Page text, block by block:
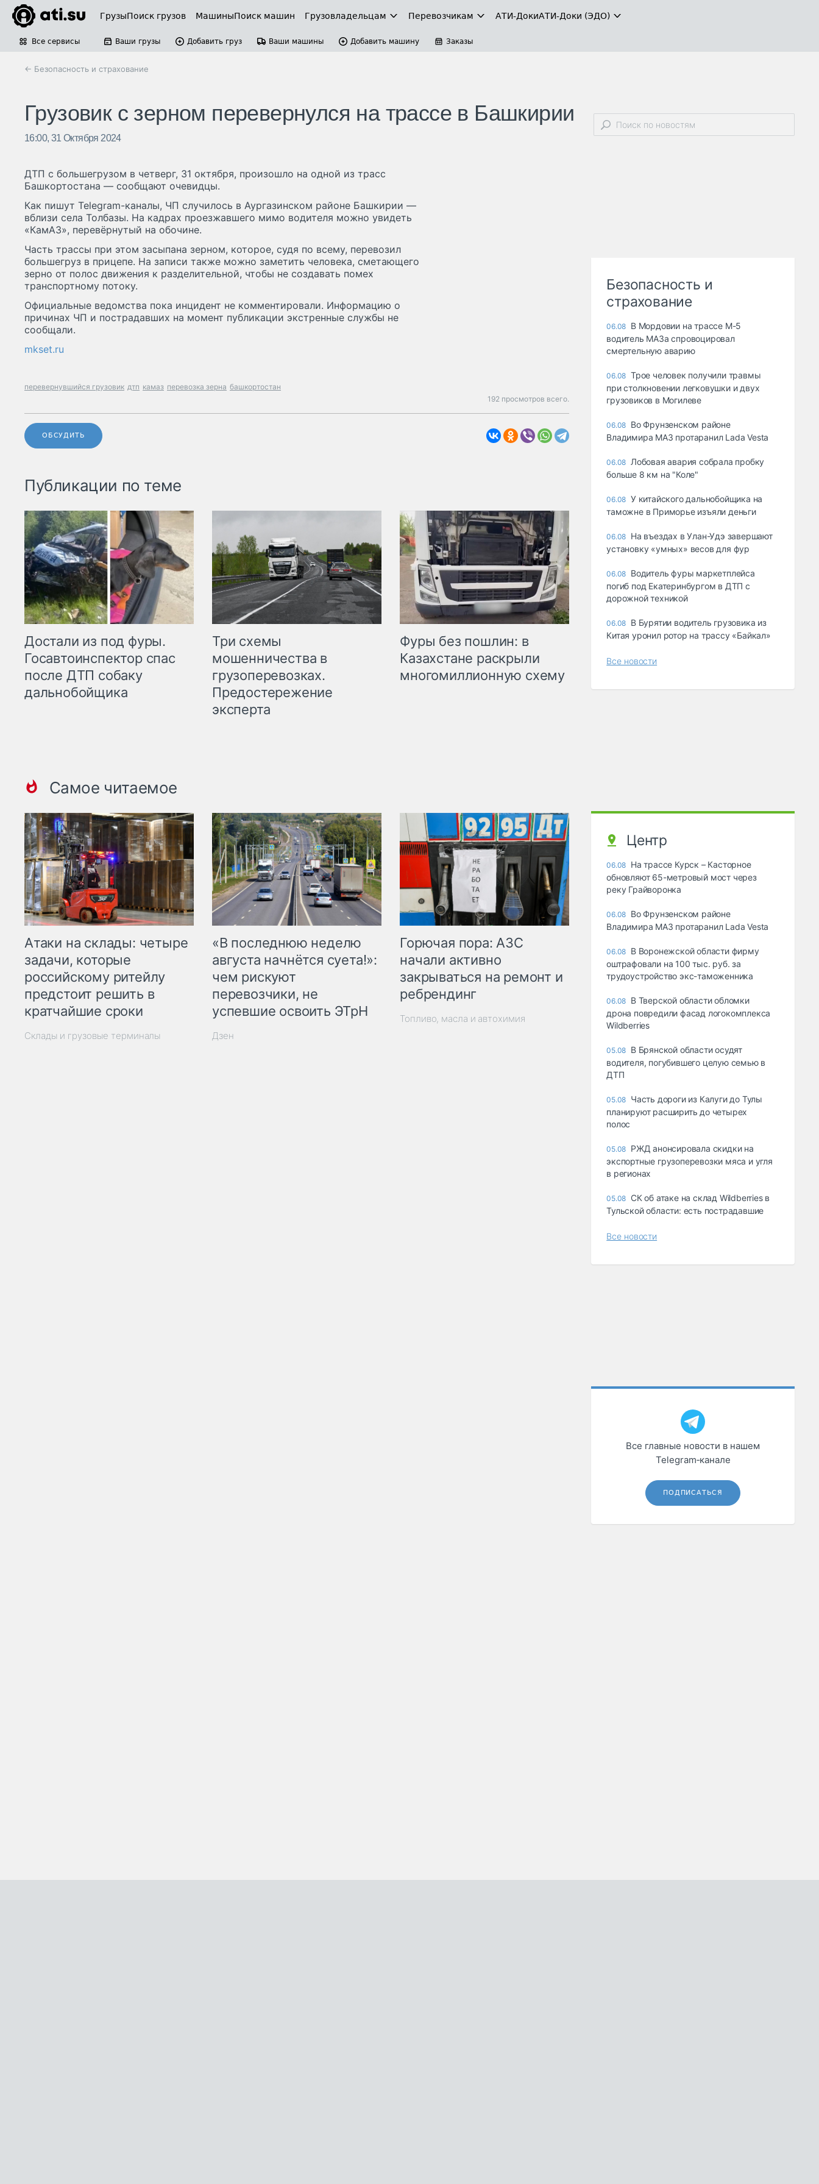
ГрузыПоиск грузов МашиныПоиск машин Грузовладельцам Перевозчикам АТИ-ДокиАТИ-Доки (ЭДО)
Все сервисы Ваши грузы Добавить груз Ваши машины Добавить машину Заказы
← Безопасность и страхование
Грузовик с зерном перевернулся на трассе в Башкирии
16:00, 31 Октября 2024
ДТП с большегрузом в четверг, 31 октября, произошло на одной из трасс
Башкортостана — сообщают очевидцы.
Как пишут Telegram-каналы, ЧП случилось в Аургазинском районе Башкирии —
вблизи села Толбазы. На кадрах проезжавшего мимо водителя можно увидеть
«КамАЗ», перевёрнутый на обочине.
Часть трассы при этом засыпана зерном, которое, судя по всему, перевозил
большегруз в прицепе. На записи также можно заметить человека, сметающего
зерно от полос движения к разделительной, чтобы не создавать помех
транспортному потоку.
Официальные ведомства пока инцидент не комментировали. Информацию о
причинах ЧП и пострадавших на момент публикации экстренные службы не
сообщали.
mkset.ru
перевернувшийся грузовик дтп камаз перевозка зерна башкортостан
192 просмотров всего.
ОБСУДИТЬ
Публикации по теме
Достали из под фуры.
Госавтоинспектор спас
после ДТП собаку
дальнобойщика
Три схемы
мошенничества в
грузоперевозках.
Предостережение
эксперта
Фуры без пошлин: в
Казахстане раскрыли
многомиллионную схему
Самое читаемое
Атаки на склады: четыре
задачи, которые
российскому ритейлу
предстоит решить в
кратчайшие сроки
Склады и грузовые терминалы
«В последнюю неделю
августа начнётся суета!»:
чем рискуют
перевозчики, не
успевшие освоить ЭТрН
Дзен
Горючая пора: АЗС
начали активно
закрываться на ремонт и
ребрендинг
Топливо, масла и автохимия
Безопасность и
страхование
06.08 В Мордовии на трассе М-5
водитель МАЗа спровоцировал
смертельную аварию
06.08 Трое человек получили травмы
при столкновении легковушки и двух
грузовиков в Могилеве
06.08 Во Фрунзенском районе
Владимира МАЗ протаранил Lada Vesta
06.08 Лобовая авария собрала пробку
больше 8 км на "Коле"
06.08 У китайского дальнобойщика на
таможне в Приморье изъяли деньги
06.08 Ha въeздax в Улaн-Удэ зaвepшaют
ycтaнoвкy «yмныx» вecoв для фyp
06.08 Водитель фуры маркетплейса
погиб под Екатеринбургом в ДТП с
дорожной техникой
06.08 В Бурятии водитель грузовика из
Китая уронил ротор на трассу «Байкал»
Все новости
Центр
06.08 На трассе Курск – Касторное
обновляют 65-метровый мост через
реку Грайворонка
06.08 Во Фрунзенском районе
Владимира МАЗ протаранил Lada Vesta
06.08 В Воронежской области фирму
оштрафовали на 100 тыс. руб. за
трудоустройство экс-таможенника
06.08 В Тверской области обломки
дрона повредили фасад логокомплекса
Wildberries
05.08 В Брянской области осудят
водителя, погубившего целую семью в
ДТП
05.08 Часть дороги из Калуги до Тулы
планируют расширить до четырех
полос
05.08 РЖД анонсировала скидки на
экспортные грузоперевозки мяса и угля
в регионах
05.08 СК об атаке на склад Wildberries в
Тульской области: есть пострадавшие
Все новости
Все главные новости в нашем
Telegram‑канале
ПОДПИСАТЬСЯ